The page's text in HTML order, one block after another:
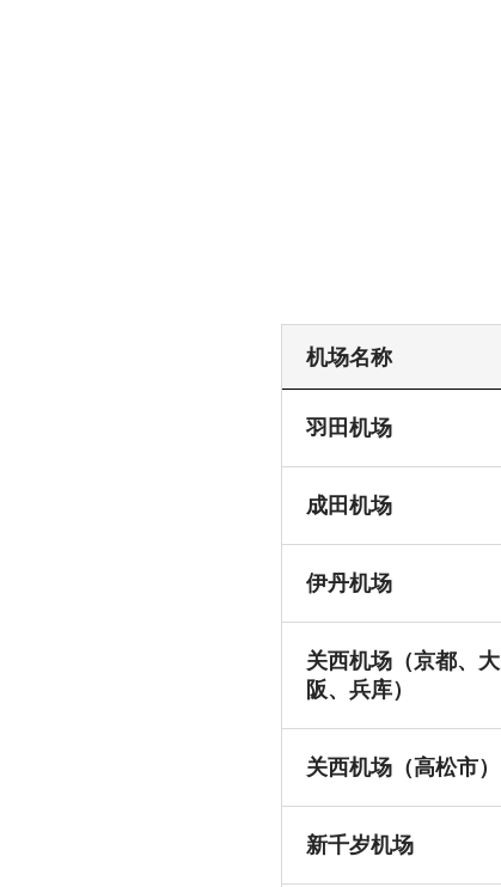
机场名称
羽田机场
成田机场
伊丹机场
关西机场（京都、大
阪、兵库）
关西机场（高松市）
新千岁机场